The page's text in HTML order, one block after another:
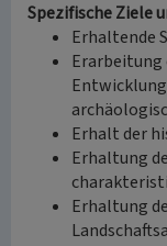
Spezifische Ziele
Erhaltende
Erarbeitung
Erhalt der
Erhaltung
Erhaltung